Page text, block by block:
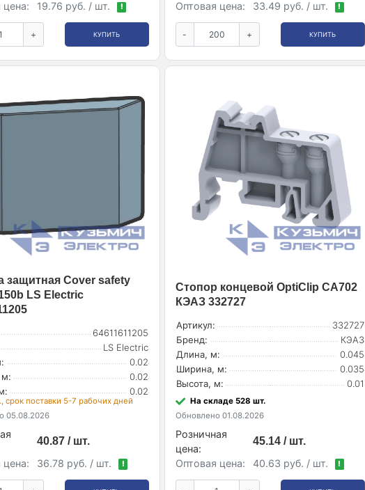
цена:
19.76 руб. / шт. !
+ КУПИТЬ
Оптовая цена:
33.49 руб. / шт. !
- + КУПИТЬ
защитная Cover safety
LS Electric
64611611205
LS Electric
0.02
0.02
0.02
срок поставки 5-7 рабочих дней
05.08.2026
40.87 / шт.
цена:
36.78 руб. / шт. !
Стопор концевой OptiClip CA702
КЭАЗ 332727
Артикул:
332727
Бренд:
КЭАЗ
Длина, м:
0.045
Ширина, м:
0.035
Высота, м:
0.01
На складе 528 шт.
Обновлено 01.08.2026
Розничная
цена:
45.14 / шт.
Оптовая цена:
40.63 руб. / шт. !